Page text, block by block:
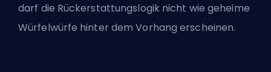
darf die Rückerstattungslogik nicht wie geheime
Würfelwürfe hinter dem Vorhang erscheinen.